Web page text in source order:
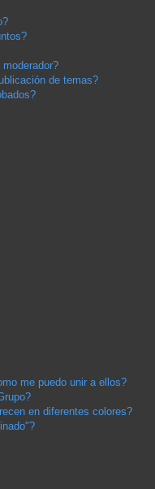
de temas?
me puedo unir a ellos?
en diferentes colores?